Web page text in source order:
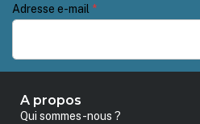
Adresse e-mail *
A propos
Qui sommes-nous ?